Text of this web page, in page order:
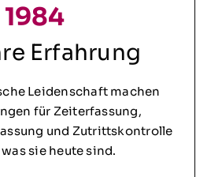
1984
Erfahrung
Leidenschaft machen
für Zeiterfassung,
und Zutrittskontrolle
sie heute sind.